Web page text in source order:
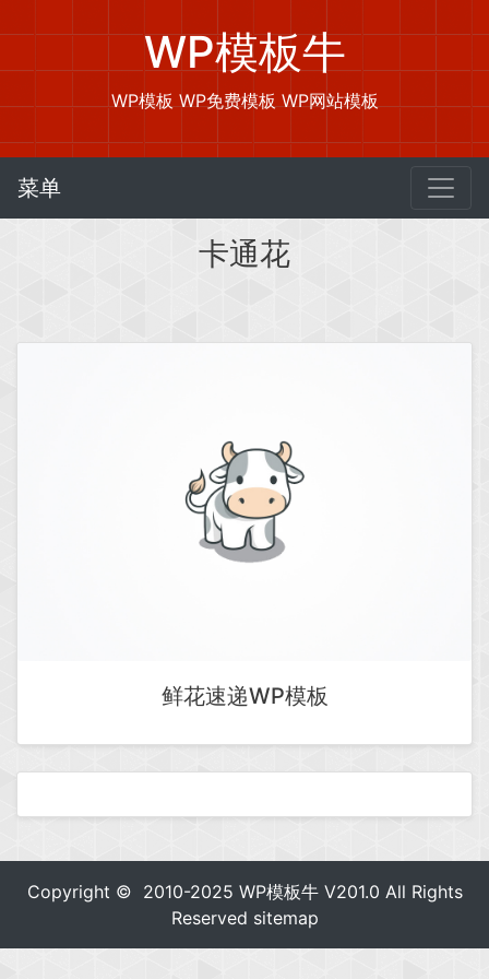
WP模板牛
WP模板 WP免费模板 WP网站模板
菜单
卡通花
鲜花速递WP模板
Copyright © 2010-2025 WP模板牛V201.0 All Rights
Reserved sitemap